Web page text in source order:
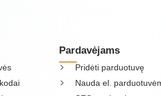
Pardavėjams
Pridėti parduotuvę
Nauda el.